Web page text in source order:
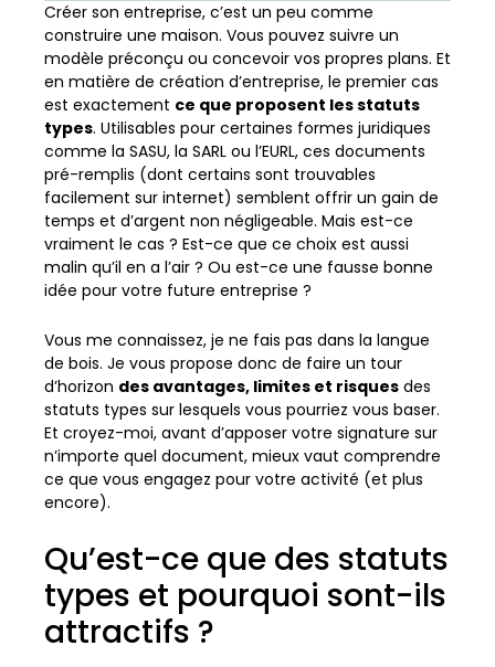
Créer son entreprise, c’est un peu comme
construire une maison. Vous pouvez suivre un
modèle préconçu ou concevoir vos propres plans. Et
en matière de création d’entreprise, le premier cas
est exactement ce que proposent les statuts
types. Utilisables pour certaines formes juridiques
comme la SASU, la SARL ou l’EURL, ces documents
pré-remplis (dont certains sont trouvables
facilement sur internet) semblent offrir un gain de
temps et d’argent non négligeable. Mais est-ce
vraiment le cas ? Est-ce que ce choix est aussi
malin qu’il en a l’air ? Ou est-ce une fausse bonne
idée pour votre future entreprise ?
Vous me connaissez, je ne fais pas dans la langue
de bois. Je vous propose donc de faire un tour
d’horizon des avantages, limites et risques des
statuts types sur lesquels vous pourriez vous baser.
Et croyez-moi, avant d’apposer votre signature sur
n’importe quel document, mieux vaut comprendre
ce que vous engagez pour votre activité (et plus
encore).
Qu’est-ce que des statuts
types et pourquoi sont-ils
attractifs ?